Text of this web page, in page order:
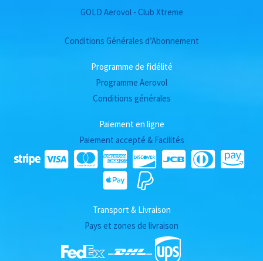
GOLD Aerovol - Club Xtreme
Conditions Générales d’Abonnement
Programme de fidélité
Programme Aerovol
Conditions générales
Paiement en ligne
Paiement accepté & Facilités
Transport & Livraison
Pays et zones de livraison